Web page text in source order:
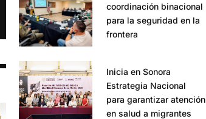
coordinación binacional
para la seguridad en la
frontera
Inicia en Sonora
Estrategia Nacional
para garantizar atención
en salud a migrantes